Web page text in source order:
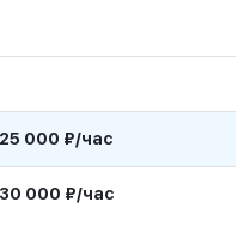
25 000 ₽/час
30 000 ₽/час